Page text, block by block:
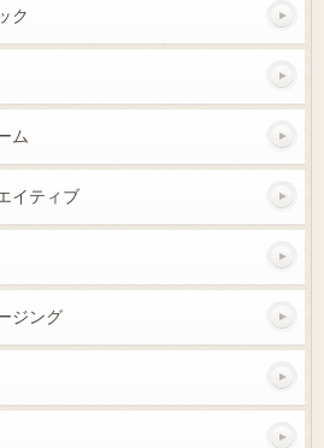
ク
ム
イティブ
ジング